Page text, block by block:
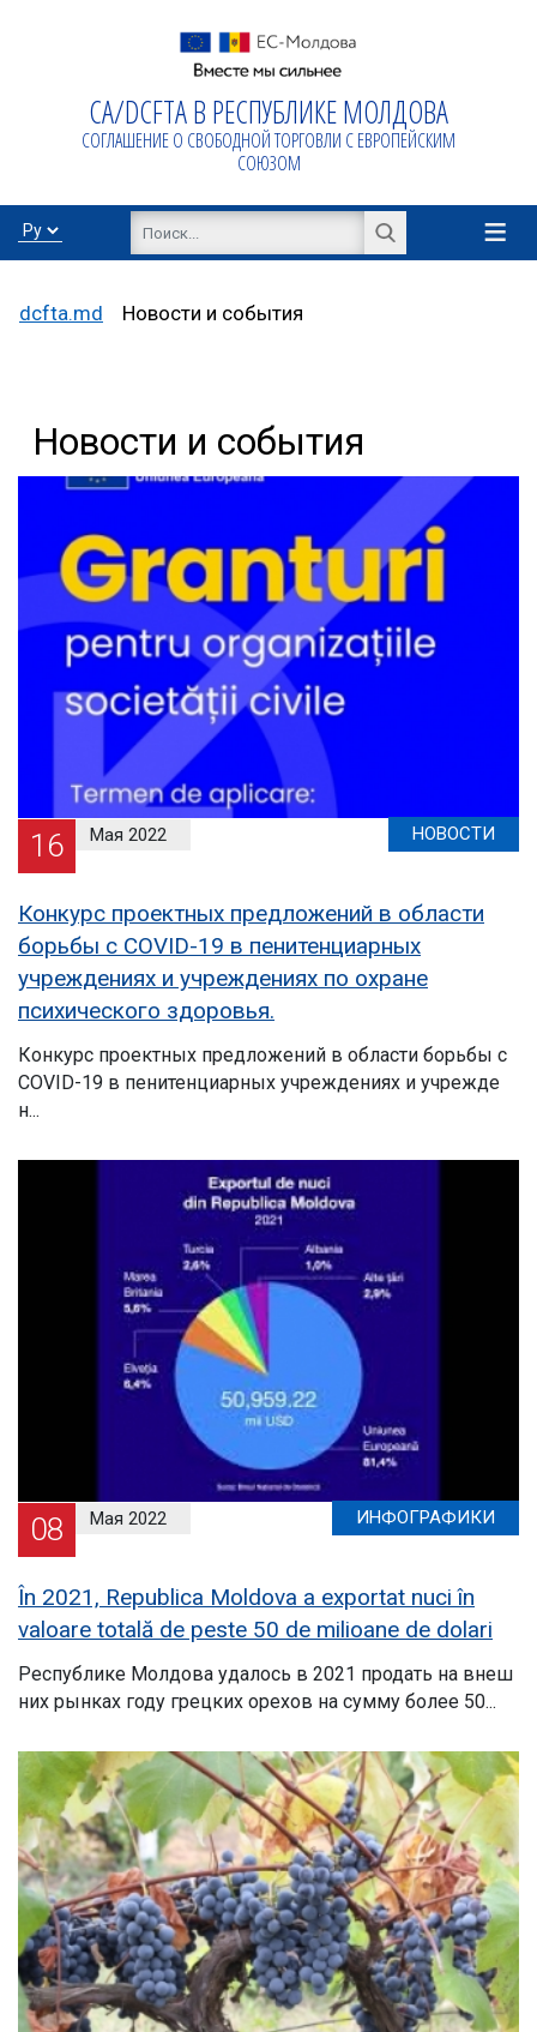
СА/DCFTA В РЕСПУБЛИКЕ МОЛДОВА
СОГЛАШЕНИЕ О СВОБОДНОЙ ТОРГОВЛИ С ЕВРОПЕЙСКИМ
СОЮЗОМ
≡
Proiecte de
библиотека
dcfta.md Новости и события
Новости и события
16 Мая 2022 НОВОСТИ
Конкурс проектных предложений в области
борьбы с COVID-19 в пенитенциарных
учреждениях и учреждениях по охране
психического здоровья.
Конкурс проектных предложений в области борьбы с
COVID-19 в пенитенциарных учреждениях и учрежде
н...
08 Мая 2022 ИНФОГРАФИКИ
În 2021, Republica Moldova a exportat nuci în
valoare totală de peste 50 de milioane de dolari
Республике Молдова удалось в 2021 продать на внеш
них рынках году грецких орехов на сумму более 50...